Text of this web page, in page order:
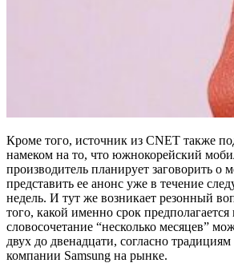
Кроме того, источник из CNET также
намеком на то, что южнокорейский
производитель планирует заговорить о
представить ее анонс уже в течение
недель. И тут же возникает резонный
того, какой именно срок
словосочетание “несколько месяцев”
двух до двенадцати, согласно традициям
компании Samsung на рынке.